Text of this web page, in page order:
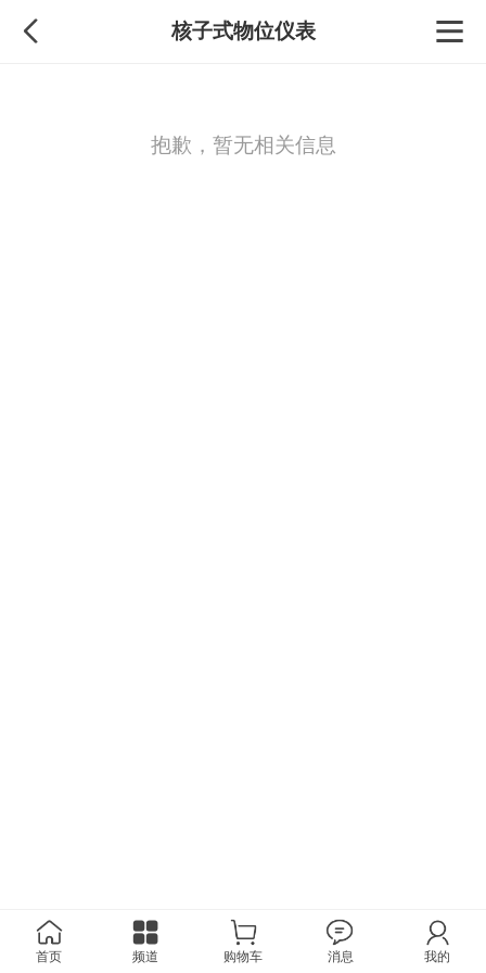
核子式物位仪表
抱歉，暂无相关信息
首页 频道 购物车 消息 我的